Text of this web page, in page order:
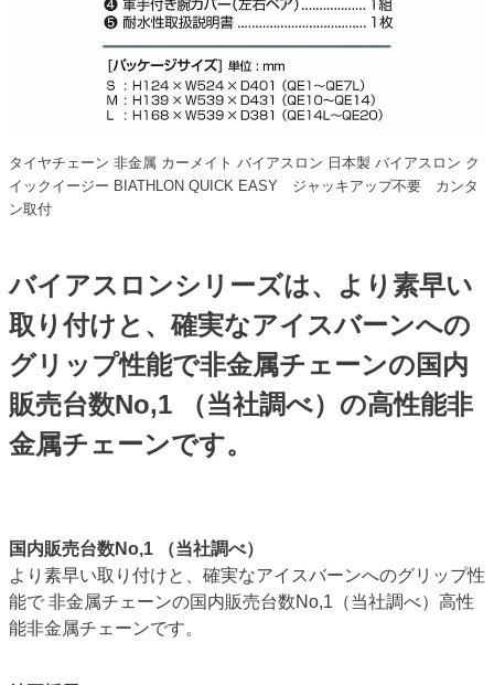
タイヤチェーン 非金属 カーメイト バイアスロン 日本製 バイアスロン ク
イックイージー BIATHLON QUICK EASY ジャッキアップ不要 カンタ
ン取付
バイアスロンシリーズは、より素早い
取り付けと、確実なアイスバーンへの
グリップ性能で非金属チェーンの国内
販売台数No,1 （当社調べ）の高性能非
金属チェーンです。
国内販売台数No,1 （当社調べ）
より素早い取り付けと、確実なアイスバーンへのグリップ性
能で 非金属チェーンの国内販売台数No,1（当社調べ）高性
能非金属チェーンです。